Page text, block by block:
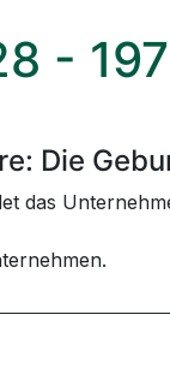
-
Die
das